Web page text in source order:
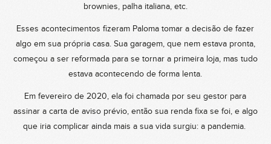
brownies, palha italiana, etc.
Esses acontecimentos fizeram Paloma tomar a decisão de fazer
algo em sua própria casa. Sua garagem, que nem estava pronta,
começou a ser reformada para se tornar a primeira loja, mas tudo
estava acontecendo de forma lenta.
Em fevereiro de 2020, ela foi chamada por seu gestor para
assinar a carta de aviso prévio, então sua renda fixa se foi, e algo
que iria complicar ainda mais a sua vida surgiu: a pandemia.